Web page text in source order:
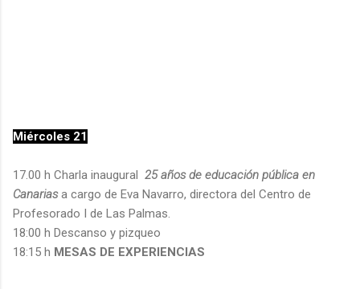
Miércoles 21
17.00 h Charla inaugural 25 años de educación pública en
Canariasa cargo de Eva Navarro, directora del Centro de
Profesorado I de Las Palmas.
18:00 h Descanso y pizqueo
18:15 h MESAS DE EXPERIENCIAS